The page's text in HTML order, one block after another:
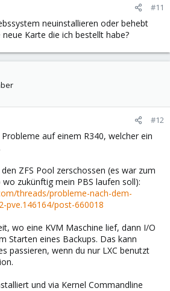
#11
neuinstallieren oder behebt
Karte die ich bestellt habe?
#12
auf einem R340, welcher ein
ZFS Pool zerschossen (es war zum
zukünftig mein PBS laufen soll):
threads/probleme-nach-dem-
pve.146164/post-660018
wo eine KVM Maschine lief, dann I/O
Starten eines Backups. Das kann
passieren, wenn du nur LXC benutzt
und via Kernel Commandline